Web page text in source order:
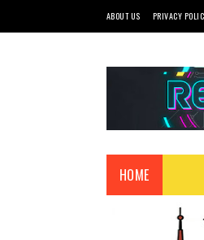
ABOUT US PRIVACY
HOME